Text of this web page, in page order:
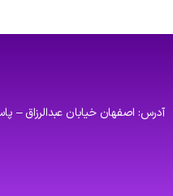
آدرس: اصفهان خیابان عبدالرزاق –